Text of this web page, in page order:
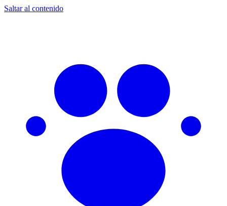
Saltar al contenido